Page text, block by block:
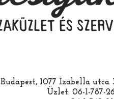
Budapest, 1077 Izabella utca
Üzlet: 06-1-787-